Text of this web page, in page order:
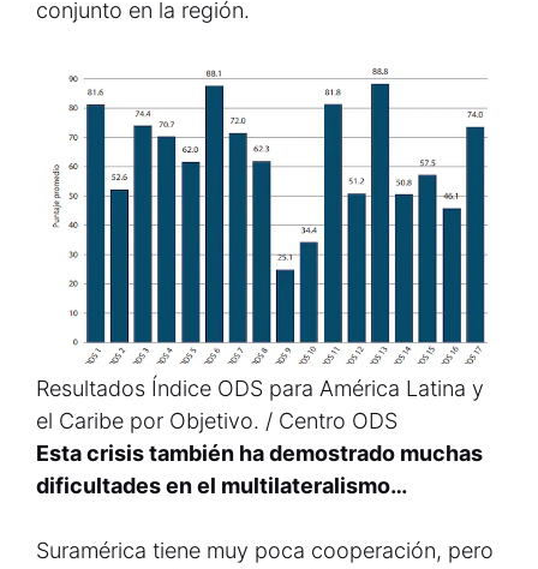
conjunto en la región.
Resultados Índice ODS para América Latina y
el Caribe por Objetivo. / Centro ODS
Esta crisis también ha demostrado muchas
dificultades en el multilateralismo…
Suramérica tiene muy poca cooperación, pero